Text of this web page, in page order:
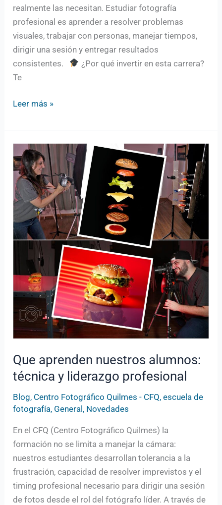
realmente las necesitan. Estudiar fotografía
profesional es aprender a resolver problemas
visuales, trabajar con personas, manejar tiempos,
dirigir una sesión y entregar resultados
consistentes.
¿Por qué invertir en esta carrera?
Te
Leer más »
Que aprenden nuestros alumnos:
técnica y liderazgo profesional
Blog, Centro Fotográfico Quilmes - CFQ,escuela de
fotografía, General, Novedades
En el CFQ (Centro Fotográfico Quilmes) la
formación no se limita a manejar la cámara:
nuestros estudiantes desarrollan tolerancia a la
frustración, capacidad de resolver imprevistos y el
timing profesional necesario para dirigir una sesión
de fotos desde el rol del fotógrafo líder. A través de
Que
aprenden
nuestros
alumnos:
técnica
y
liderazgo
profesional